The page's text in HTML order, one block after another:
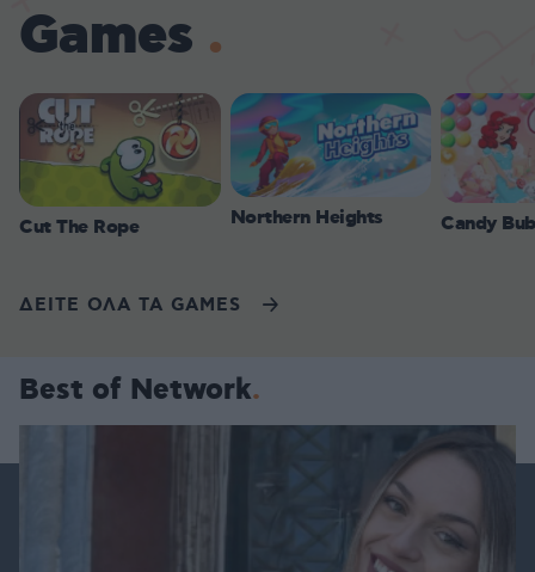
Games
Cut The Rope Northern Heights Candy
ΔΕΙΤΕ ΟΛΑ ΤΑ GAMES
Best of Network